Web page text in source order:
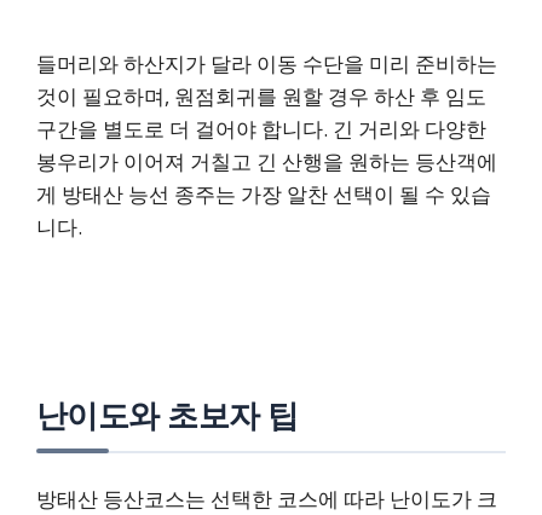
들머리와 하산지가 달라 이동 수단을 미리 준비하는
것이 필요하며, 원점회귀를 원할 경우 하산 후 임도
구간을 별도로 더 걸어야 합니다. 긴 거리와 다양한
봉우리가 이어져 거칠고 긴 산행을 원하는 등산객에
게 방태산 능선 종주는 가장 알찬 선택이 될 수 있습
니다.
난이도와 초보자 팁
방태산 등산코스는 선택한 코스에 따라 난이도가 크